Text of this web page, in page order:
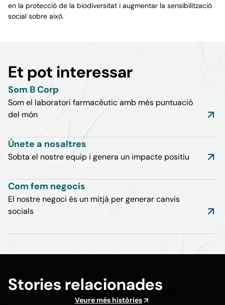
en la protecció de la biodiversitat i augmentar la sensibilització
social sobre això.
Et pot interessar
Som B Corp
Som el laboratori farmacèutic amb més puntuació
del món
Únete a nosaltres
Sobta el nostre equip i genera un impacte positiu
Com fem negocis
El nostre negoci és un mitjà per generar canvis
socials
Stories relacionades
Veure més històries